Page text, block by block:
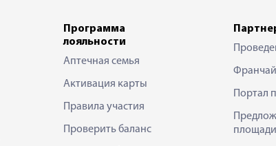
Программа
лояльности
Аптечная семья
Активация карты
Правила участия
Проверить баланс
Портал